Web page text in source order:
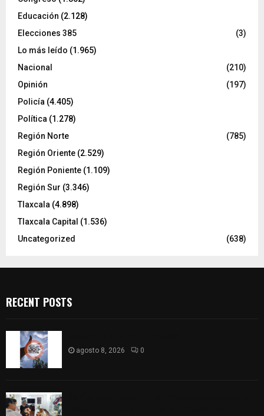
Educación (2.128)
Elecciones 385
(3)
Lo más leído (1.965)
Nacional
(210)
Opinión
(197)
Policía (4.405)
Política (1.278)
Región Norte
(785)
Región Oriente (2.529)
Región Poniente (1.109)
Región Sur (3.346)
Tlaxcala (4.898)
Tlaxcala Capital (1.536)
Uncategorized
(638)
RECENT POSTS
agosto 8, 2026 0